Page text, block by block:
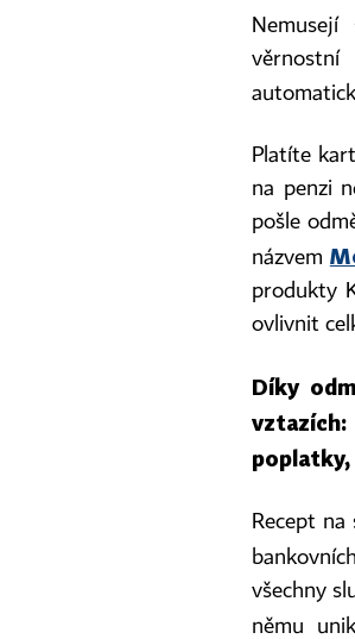
věrnostní
Platíte
na penzi
pošle
názvem
produkty
ovlivnit
Díky
poplatky,
Recept
všechny
němu